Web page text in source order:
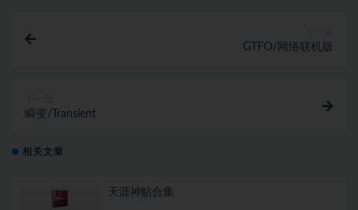
GTFO/网络联机版
瞬变/Transient
相关文章
天涯神贴合集